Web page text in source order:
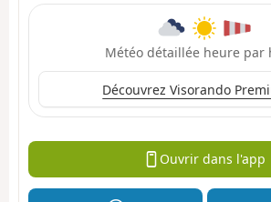
Météo détaillée heure par
Découvrez Visorando
Ouvrir dans l'app